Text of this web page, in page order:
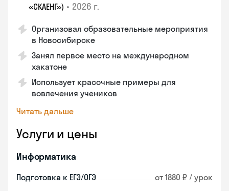
«СКАЕНГ») • 2026 г.
Организовал образовательные мероприятия
в Новосибирске
Занял первое место на международном
хакатоне
Использует красочные примеры для
вовлечения учеников
Читать дальше
Услуги и цены
Информатика
Подготовка к ЕГЭ/ОГЭ от 1880 ₽ / урок